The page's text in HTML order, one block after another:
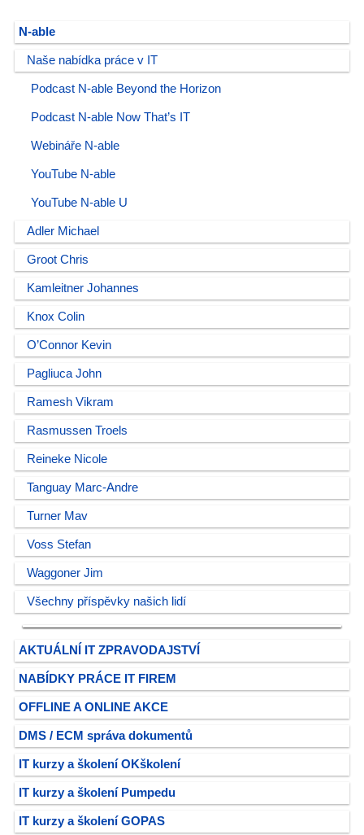
N-able
Naše nabídka práce v IT
Podcast N-able Beyond the Horizon
Podcast N-able Now That’s IT
Webináře N-able
YouTube N-able
YouTube N-able U
Adler Michael
Groot Chris
Kamleitner Johannes
Knox Colin
O’Connor Kevin
Pagliuca John
Ramesh Vikram
Rasmussen Troels
Reineke Nicole
Tanguay Marc-Andre
Turner Mav
Voss Stefan
Waggoner Jim
Všechny příspěvky našich lidí
AKTUÁLNÍ IT ZPRAVODAJSTVÍ
NABÍDKY PRÁCE IT FIREM
OFFLINE A ONLINE AKCE
DMS / ECM správa dokumentů
IT kurzy a školení OKškolení
IT kurzy a školení Pumpedu
IT kurzy a školení GOPAS